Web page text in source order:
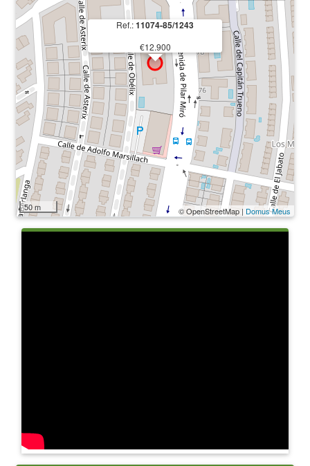
Ref.:11074-85/1243
€12.900
50 m © OpenStreetMap | Domus Meus